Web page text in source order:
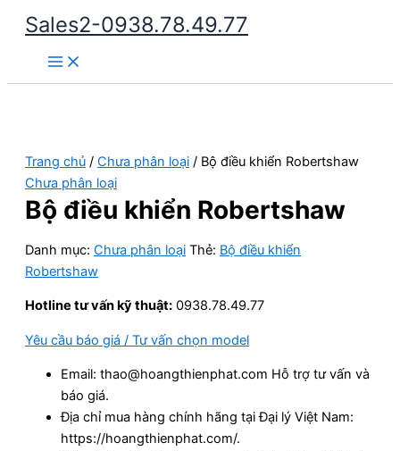
Nhảy
dung
Sales2-0938.78.49.77
Main
Menu
Trang chủ / Chưa phân loại / Bộ điều khiển Robertshaw
Chưa phân loại
Bộ điều khiển Robertshaw
Danh mục: Chưa phân loại Thẻ: Bộ điều khiển
Robertshaw
Hotline tư vấn kỹ thuật: 0938.78.49.77
Yêu cầu báo giá / Tư vấn chọn model
Email: thao@hoangthienphat.com Hỗ trợ tư vấn và
báo giá.
Địa chỉ mua hàng chính hãng tại Đại lý Việt Nam:
https://hoangthienphat.com/.